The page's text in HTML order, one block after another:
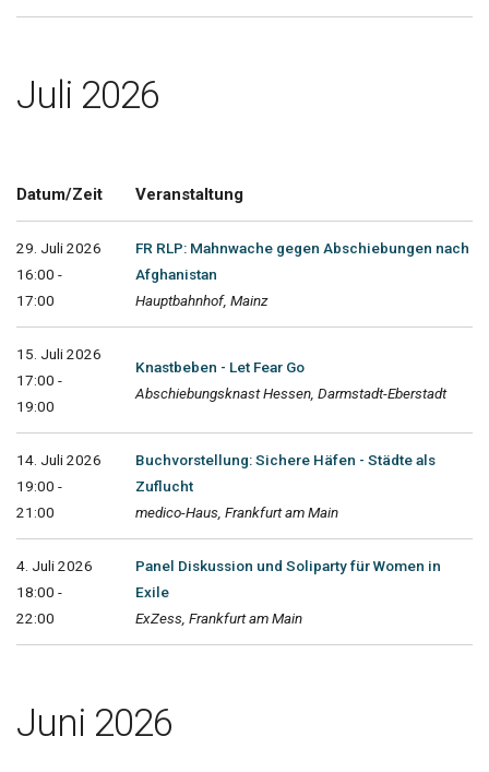
Juli 2026
Datum/Zeit Veranstaltung
29. Juli 2026
16:00 -
17:00
FR RLP: Mahnwache gegen Abschiebungen nach
Afghanistan
Hauptbahnhof, Mainz
15. Juli 2026
17:00 -
19:00
Knastbeben - Let Fear Go
Abschiebungsknast Hessen, Darmstadt-Eberstadt
14. Juli 2026
19:00 -
21:00
Buchvorstellung: Sichere Häfen - Städte als
Zuflucht
medico-Haus, Frankfurt am Main
4. Juli 2026
18:00 -
22:00
Panel Diskussion und Soliparty für Women in
Exile
ExZess, Frankfurt am Main
Juni 2026